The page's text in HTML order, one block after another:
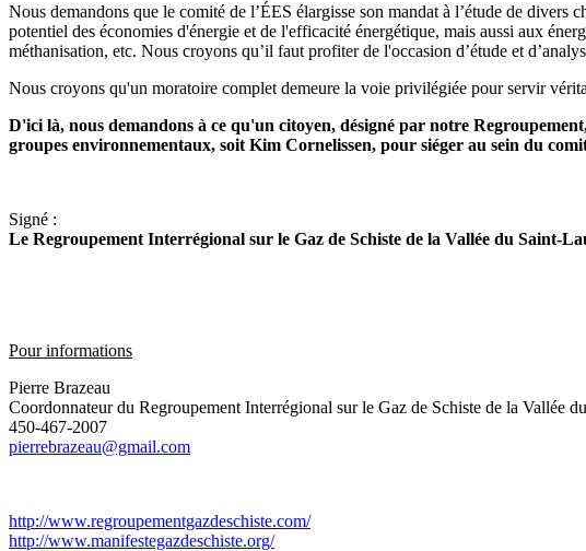
Nous demandons que le comité de l’ÉES élargisse son mandat à l’étude de
potentiel des économies d'énergie et de l'efficacité énergétique, mais aussi aux
méthanisation, etc. Nous croyons qu’il faut profiter de l'occasion d’étude et
Nous croyons qu'un moratoire complet demeure la voie privilégiée pour servir
D'ici là, nous demandons à ce qu'un citoyen, désigné par notre
groupes environnementaux, soit Kim Cornelissen, pour siéger au sein du
Signé :
Le Regroupement Interrégional sur le Gaz de Schiste de la Vallée du Saint-
Pour informations
Pierre Brazeau
Coordonnateur du Regroupement Interrégional sur le Gaz de Schiste de la Vallée
450-467-2007
pierrebrazeau@gmail.com
http://www.regroupementgazdeschiste.com/
http://www.manifestegazdeschiste.org/